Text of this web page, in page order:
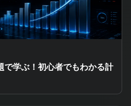
で学ぶ！初心者でもわかる計